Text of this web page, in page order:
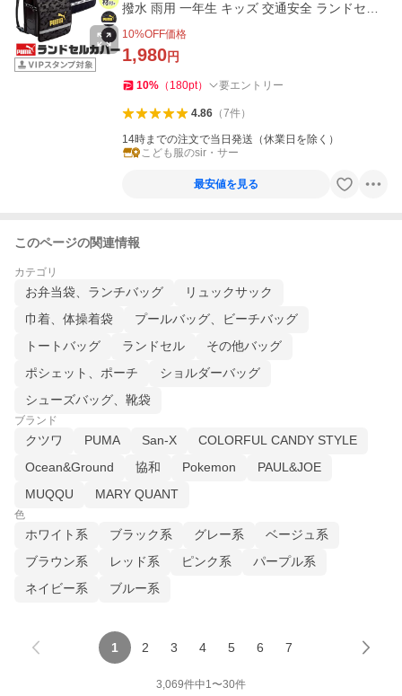
撥水 雨用 一年生 キッズ 交通安全 ランドセル
10%OFF価格
1,980円
10% （ 180pt） 要エントリー
4.86（7件）
14時までの注文で当日発送（休業日を除く）
こども服のsir・サー
最安値を見る
このページの関連情報
カテゴリ
お弁当袋、ランチバッグ
リュックサック
巾着、体操着袋
プールバッグ、ビーチバッグ
トートバッグ
ランドセル
その他バッグ
ポシェット、ポーチ
ショルダーバッグ
シューズバッグ、靴袋
ブランド
クツワ PUMA San-X
COLORFUL CANDY STYLE
Ocean&Ground
協和 Pokemon
PAUL&JOE
MUQQU
MARY QUANT
色
ホワイト系 ブラック系 グレー系
ベージュ系
ブラウン系
レッド系 ピンク系
パープル系
ネイビー系
ブルー系
1 2 3 4 5 6 7
3,069件中1〜30件